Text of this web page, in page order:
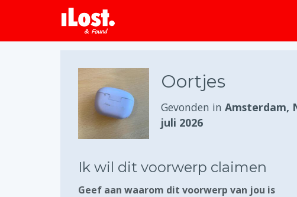
Oortjes
Gevonden in Amsterdam,
juli 2026
Ik wil dit voorwerp claimen
Geef aan waarom dit voorwerp van jou is